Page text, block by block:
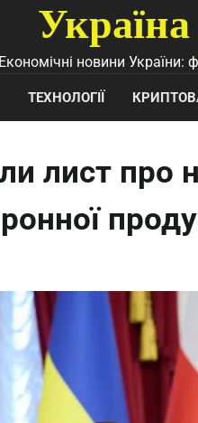
Економічні новини України:
ТЕХНОЛОГІЇ
лист про